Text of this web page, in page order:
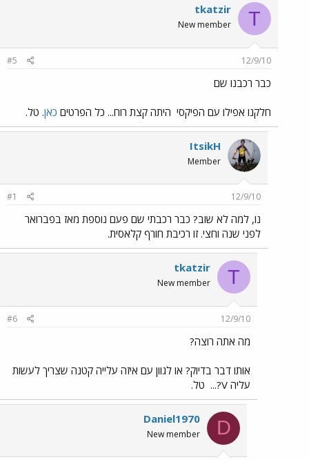
T
tkatzir
New member
12/9/10
#5
כבר רכבנו שם
חלקנו אפילו עם הפיקסי היתה קצת רוח... כל הפרטים כאן. טל.
ItsikH
Member
12/9/10
#1
נו, למה לא שוב? כבר רכבתי שם פעם נוספת מאז בפברואר
לפני שנה וחצי. זו רכיבת חורף קלאסית.
T
tkatzir
New member
12/9/10
#6
מה אתה רוצה?
אותו דבר בדיוק? או לגוון עם איזה עלייה קטנה שצריך לעשות
עליה V?...
טל.
D
Daniel1970
New member